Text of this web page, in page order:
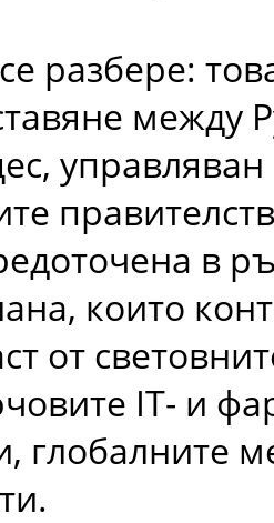
разбере:
между
управляван
в
които
от
IT- и
глобалните